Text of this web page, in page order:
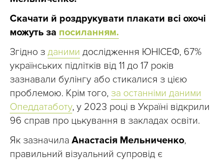
Скачати й роздрукувати плакати всі охочі
можуть за посиланням.
Згідно з даними дослідження ЮНІСЕФ, 67%
українських підлітків від 11 до 17 років
зазнавали булінгу або стикалися з цією
проблемою. Крім того, за останніми даними
Опеддатаботу, у 2023 році в Україні відкрили
96 справ про цькування в закладах освіти.
Як зазначила Анастасія Мельниченко,
правильний візуальний супровід є